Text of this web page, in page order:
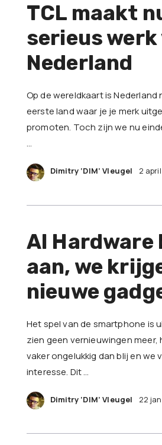
TCL maakt
serieus werk
Nederland
Op de wereldkaart is
eerste land waar je je merk
promoten. Toch zijn we nu
…
Dimitry ‘DIM’ Vleugel 2
AI Hardware
aan, we
nieuwe
Het spel van de smartphone is
zien geen vernieuwingen meer,
vaker ongelukkig dan blij en we
interesse. Dit …
Dimitry ‘DIM’ Vleugel 22